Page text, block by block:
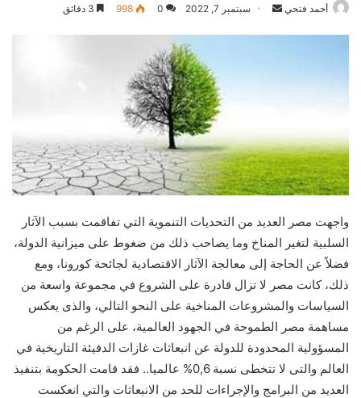
أحمد فتحي
أرسل سبتمبر 7, 2022 0
998
واجهت مصر العديد من التحديات التنموية التي تفاقمت بسبب الآثار
السلبية لتغير المناخ وما يصاحب ذلك من ضغوط على ميزانية الدولة،
فضلاً عن الحاجة إلى معالجة الآثار الاقتصادية لجائحة كورونا، ومع
ذلك، كانت مصر لا تزال قادرة على الشروع في مجموعة واسعة من
السياسات والمشروعات المناخية على النحو التالي، والذى يعكس
مساهمة مصر الطموحة في الجهود العالمية، على الرغم من
المسؤولية المحدودة للدولة عن انبعاثات غازات الدفيئة التاريخية في
العالم والتى لا تتخطى نسبة 0,6% عالميا.. فقد قامت الحكومة بتنفيذ
العديد من البرامج والإجراءات للحد من الانبعاثات والتي انعكست